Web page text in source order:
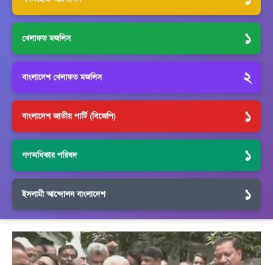
খেলাফত মজলিস ১
বাংলাদেশ খেলাফত মজলিস ২
বাংলাদেশ জাতীয় পার্টি (বিজেপি) ১
গণঅধিকার পরিষদ ১
ইসলামী আন্দোলন বাংলাদেশ ১